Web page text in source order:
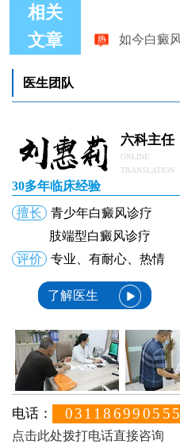
相关
文章
医生团队
六科主任
ONLINE
TRANSLATION
30多年临床经验
擅长
青少年白癜风诊疗
肢端型白癜风诊疗
评价
专业、有耐心、热情
了解医生
电话： 031186990555
点击此处拨打电话直接咨询